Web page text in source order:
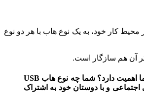
کار خود، به یک نوع هاب با هر دو نوع
حالا شما به ما بگویید… از چه وسایلی در محیط کاری خود برای راحتی و بهبود کیفیت کارتان استفاده می‌کنید؟ چه ویژگی‌هایی هنگام خرید هاب USB برای شما اهمیت دارد؟ شما چه نوع هاب USB
و با دوستان خود به اشتراک